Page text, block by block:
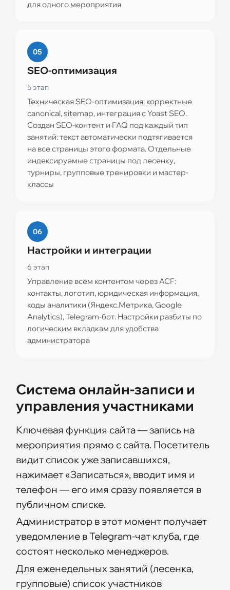
для одного мероприятия
05
SEO-оптимизация
5 этап
Техническая SEO-оптимизация: корректные
canonical, sitemap, интеграция с Yoast SEO.
Создан SEO-контент и FAQ под каждый тип
занятий: текст автоматически подтягивается
на все страницы этого формата. Отдельные
индексируемые страницы под лесенку,
турниры, групповые тренировки и мастер-
классы
06
Настройки и интеграции
6 этап
Управление всем контентом через ACF:
контакты, логотип, юридическая информация,
коды аналитики (Яндекс.Метрика, Google
Analytics), Telegram-бот. Настройки разбиты по
логическим вкладкам для удобства
администратора
Система онлайн-записи и
управления участниками
Ключевая функция сайта — запись на
мероприятия прямо с сайта. Посетитель
видит список уже записавшихся,
нажимает «Записаться», вводит имя и
телефон — его имя сразу появляется в
публичном списке.
Администратор в этот момент получает
уведомление в Telegram-чат клуба, где
состоят несколько менеджеров.
Для еженедельных занятий (лесенка,
групповые) список участников